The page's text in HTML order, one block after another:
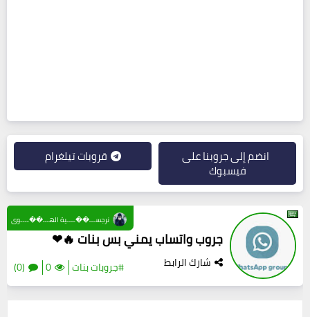
انضم إلى جروبنا على
فيسبوك
قروبات تيلغرام
جروب واتساب يمني بس بنات 🔥❤
شارك الرابط #جروبات بنات 0
(0)
نرجســـ��ــــية الهـــ��ــــوى